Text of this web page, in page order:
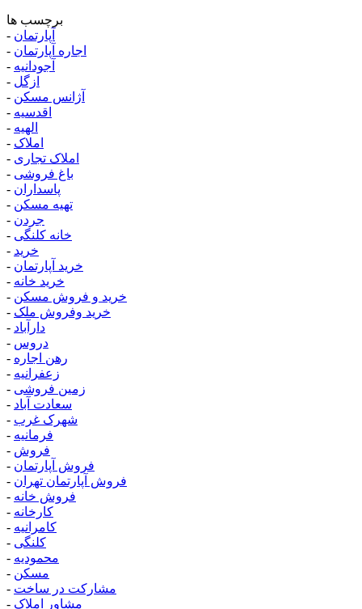
برچسب ها
- آپارتمان
- اجاره آپارتمان
- آجودانیه
- ازگل
- آژانس مسکن
- اقدسیه
- الهیه
- املاک
- املاک تجاری
- باغ فروشی
- پاسداران
- تهیه مسکن
- جردن
- خانه کلنگی
- خرید
- خرید آپارتمان
- خرید خانه
- خرید و فروش مسکن
- خرید وفروش ملک
- دارآباد
- دروس
- رهن اجاره
- زعفرانیه
- زمین فروشی
- سعادت آباد
- شهرک غرب
- فرمانیه
- فروش
- فروش آپارتمان
- فروش آپارتمان تهران
- فروش خانه
- کارخانه
- کامرانیه
- کلنگی
- محمودیه
- مسکن
- مشارکت در ساخت
- مشاور املاک